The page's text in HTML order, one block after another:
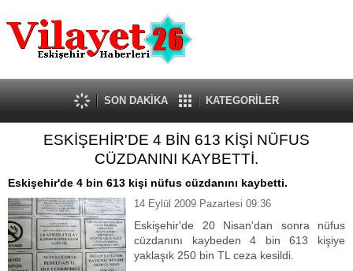
Güncel
Ekonomi
Politika
Eğitim
Spor
Kültür-Sanat
Röportaj
Tanıtım Yazısı
SON DAKİKA KATEGORİLER
ESKİŞEHİR'DE 4 BİN 613 KİŞİ NÜFUS
CÜZDANINI KAYBETTİ.
Eskişehir'de 4 bin 613 kişi nüfus cüzdanını kaybetti.
14 Eylül 2009 Pazartesi 09:36
Eskişehir'de 20 Nisan'dan sonra nüfus
cüzdanını kaybeden 4 bin 613 kişiye
yaklaşık 250 bin TL ceza kesildi.